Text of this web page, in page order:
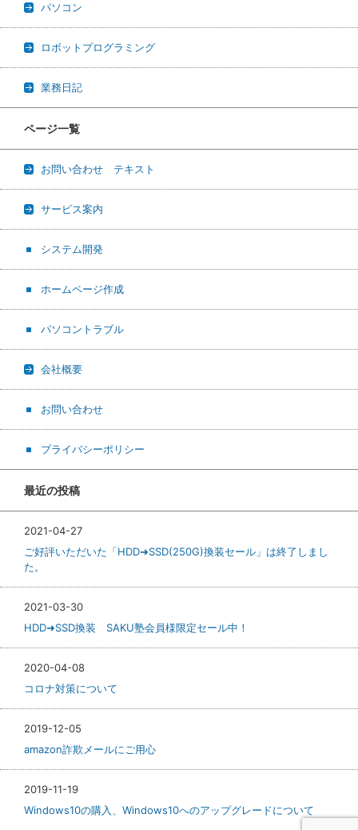
パソコン
ロボットプログラミング
業務日記
ページ一覧
お問い合わせ テキスト
サービス案内
システム開発
ホームページ作成
パソコントラブル
会社概要
お問い合わせ
プライバシーポリシー
最近の投稿
2021-04-27
ご好評いただいた「HDD➜SSD(250G)換装セール」は終了しまし
た。
2021-03-30
HDD➜SSD換装 SAKU塾会員様限定セール中！
2020-04-08
コロナ対策について
2019-12-05
amazon詐欺メールにご用心
2019-11-19
Windows10の購入、Windows10へのアップグレードについて